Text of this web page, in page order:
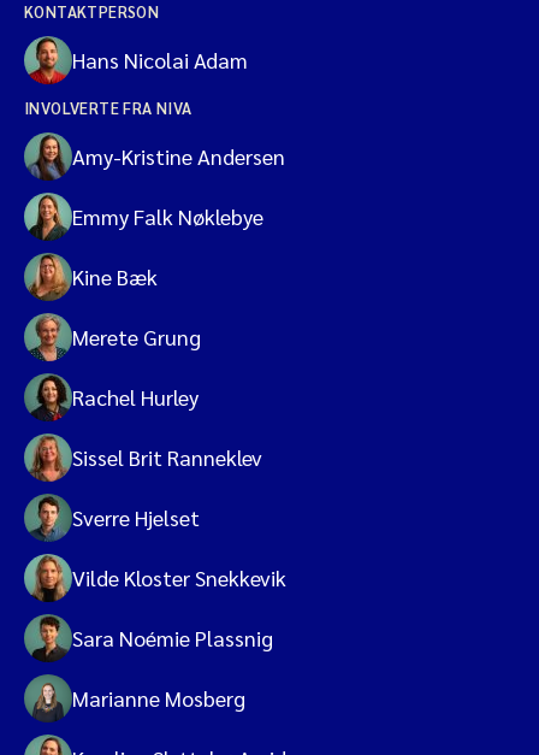
KONTAKTPERSON
Hans Nicolai Adam
INVOLVERTE FRA NIVA
Amy-Kristine Andersen
Emmy Falk Nøklebye
Kine Bæk
Merete Grung
Rachel Hurley
Sissel Brit Ranneklev
Sverre Hjelset
Vilde Kloster Snekkevik
Sara Noémie Plassnig
Marianne Mosberg